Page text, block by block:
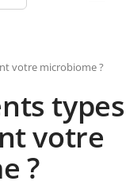
votre microbiome ?
types
votre
?